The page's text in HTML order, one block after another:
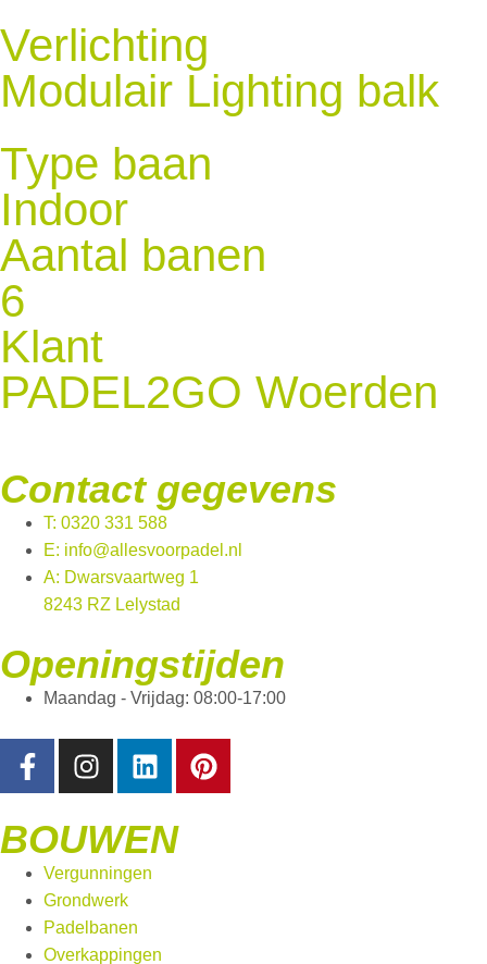
Verlichting
Modulair Lighting balk
Type baan
Indoor
Aantal banen
6
Klant
PADEL2GO Woerden
Contact gegevens
T: 0320 331 588
E: info@allesvoorpadel.nl
A: Dwarsvaartweg 1
8243 RZ Lelystad
Openingstijden
Maandag - Vrijdag: 08:00-17:00
BOUWEN
Vergunningen
Grondwerk
Padelbanen
Overkappingen